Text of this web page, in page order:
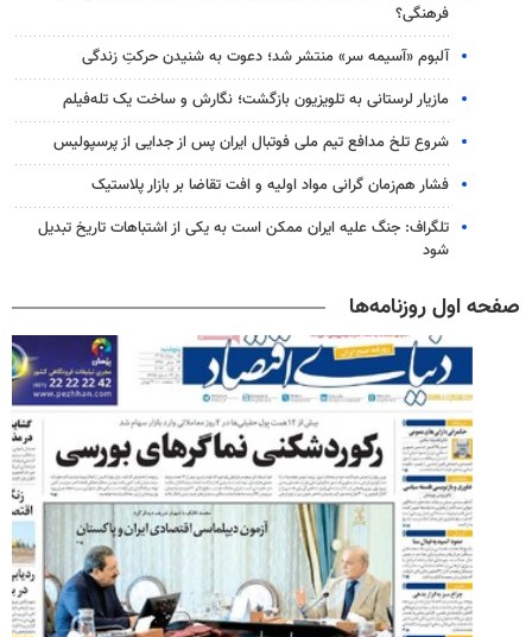
فرهنگی؟
آلبوم «آسیمه سر» منتشر شد؛ دعوت به شنیدن حرکتِ زندگی
مازیار لرستانی به تلویزیون بازگشت؛ نگارش و ساخت یک تله‌فیلم
شروع تلخ مدافع تیم ملی فوتبال ایران پس از جدایی از پرسپولیس
فشار هم‌زمان گرانی مواد اولیه و افت تقاضا بر بازار پلاستیک
تلگراف: جنگ علیه ایران ممکن است به یکی از اشتباهات تاریخ تبدیل
شود
صفحه اول روزنامه‌ها